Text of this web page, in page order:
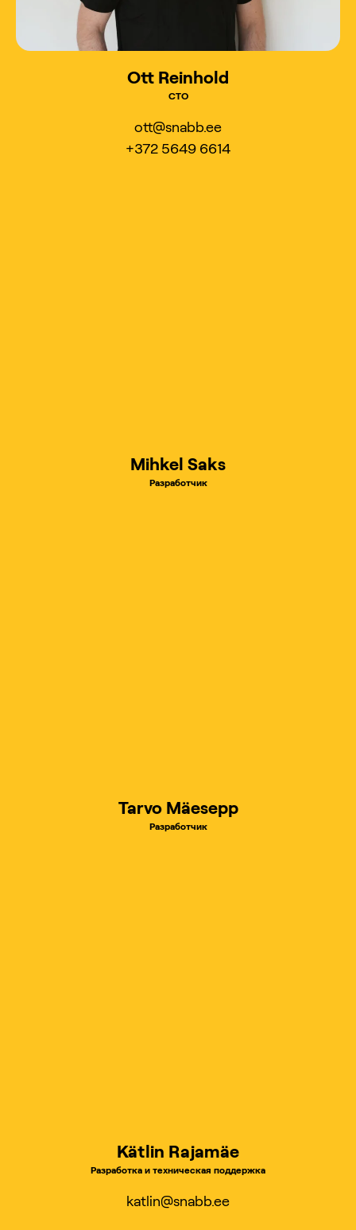
Ott Reinhold
CTO
ott@snabb.ee
+372 5649 6614
Mihkel Saks
Разработчик
Tarvo Mäesepp
Разработчик
Kätlin Rajamäe
Разработка и техническая поддержка
katlin@snabb.ee